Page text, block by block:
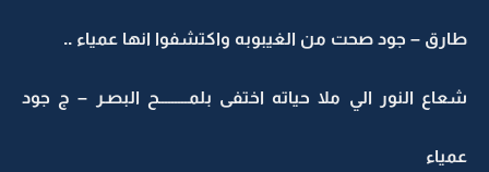
طارق – جود صحت من الغيبوبه واكتشفوا انها عمياء ..
شعاع النور الي ملا حياته اختفى بلمـــــــــح البصـر – ج جود
عمياء